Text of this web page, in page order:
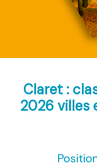
Claret :
2026 villes